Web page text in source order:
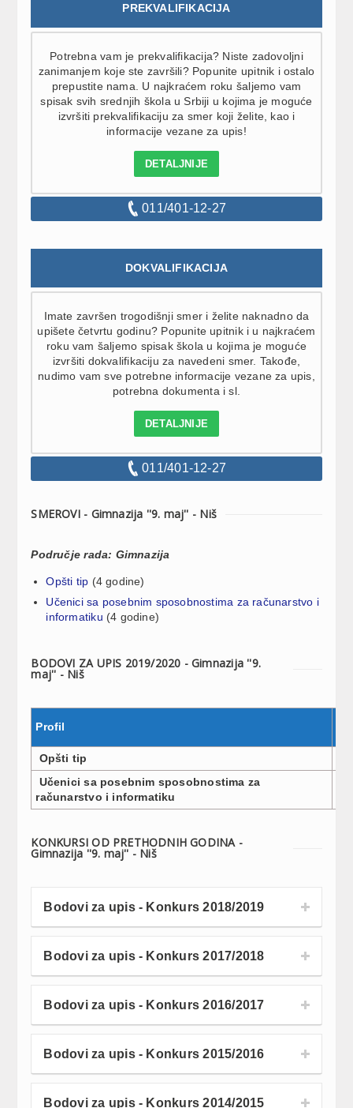
PREKVALIFIKACIJA
Potrebna vam je prekvalifikacija? Niste zadovoljni
zanimanjem koje ste završili? Popunite upitnik i ostalo
prepustite nama. U najkraćem roku šaljemo vam
spisak svih srednjih škola u Srbiji u kojima je moguće
izvršiti prekvalifikaciju za smer koji želite, kao i
informacije vezane za upis!
DETALJNIJE
011/401-12-27
DOKVALIFIKACIJA
Imate završen trogodišnji smer i želite naknadno da
upišete četvrtu godinu? Popunite upitnik i u najkraćem
roku vam šaljemo spisak škola u kojima je moguće
izvršiti dokvalifikaciju za navedeni smer. Takođe,
nudimo vam sve potrebne informacije vezane za upis,
potrebna dokumenta i sl.
DETALJNIJE
011/401-12-27
SMEROVI - Gimnazija ''9. maj'' - Niš
Područje rada: Gimnazija
Opšti tip (4 godine)
Učenici sa posebnim sposobnostima za računarstvo i
informatiku (4 godine)
BODOVI ZA UPIS 2019/2020 - Gimnazija ''9.
maj'' - Niš
Profil
Opšti tip
Učenici sa posebnim sposobnostima za
računarstvo i informatiku
KONKURSI OD PRETHODNIH GODINA -
Gimnazija ''9. maj'' - Niš
Bodovi za upis - Konkurs 2018/2019
Bodovi za upis - Konkurs 2017/2018
Bodovi za upis - Konkurs 2016/2017
Bodovi za upis - Konkurs 2015/2016
Bodovi za upis - Konkurs 2014/2015